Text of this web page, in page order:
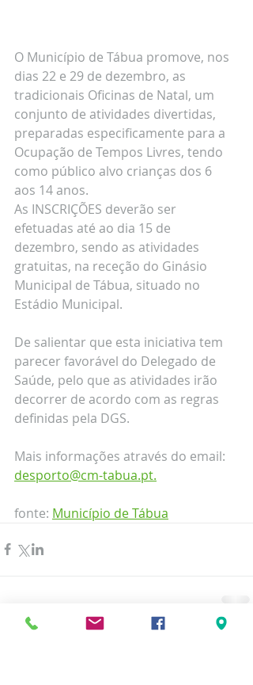
O Município de Tábua promove, nos
dias 22 e 29 de dezembro, as
tradicionais Oficinas de Natal, um
conjunto de atividades divertidas,
preparadas especificamente para a
Ocupação de Tempos Livres, tendo
como público alvo crianças dos 6
aos 14 anos.
As INSCRIÇÕES deverão ser
efetuadas até ao dia 15 de
dezembro, sendo as atividades
gratuitas, na receção do Ginásio
Municipal de Tábua, situado no
Estádio Municipal.
De salientar que esta iniciativa tem
parecer favorável do Delegado de
Saúde, pelo que as atividades irão
decorrer de acordo com as regras
definidas pela DGS.
Mais informações através do email:
desporto@cm-tabua.pt.
fonte: Município de Tábua